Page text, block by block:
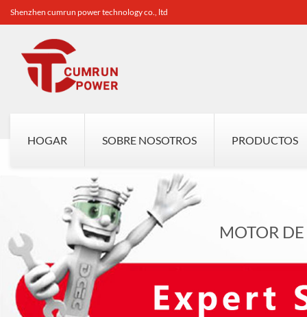
Shenzhen cumrun power technology co., ltd
HOGAR SOBRE NOSOTROS PRODUCTOS
MOTOR